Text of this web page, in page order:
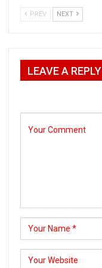
PREV NEXT
LEAVE A REPLY